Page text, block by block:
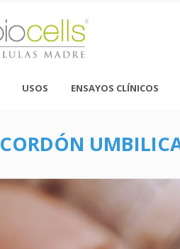
USOS ENSAYOS CLÍNICOS